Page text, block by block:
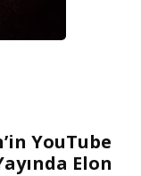
YouTube
Elon